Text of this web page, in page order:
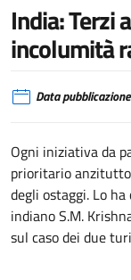
India: Terzi
incolumità
Data
Ogni iniziativa da
prioritario anzitutto
degli ostaggi. Lo
indiano S.M.
sul caso dei due